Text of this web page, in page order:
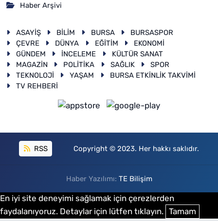
Haber Arşivi
ASAYİŞ BİLİM BURSA
BURSASPOR
ÇEVRE
DÜNYA EĞİTİM
EKONOMİ
GÜNDEM
İNCELEME
KÜLTÜR SANAT
MAGAZİN
POLİTİKA SAĞLIK
SPOR
TEKNOLOJİ
YAŞAM
BURSA ETKİNLİK TAKVİMİ
TV REHBERİ
RSS Copyright © 2023. Her hakkı saklıdır.
Haber Yazılımı: TE Bilişim
En iyi site deneyimi sağlamak için çerezlerden
faydalanıyoruz. Detaylar için lütfen tıklayın. Tamam